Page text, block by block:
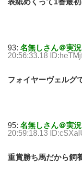
93: 名無しさん＠実
20:56:33.18
フォイヤーヴェルグ
95: 名無しさん＠実
20:59:18.13
重賞勝ち馬だから飼